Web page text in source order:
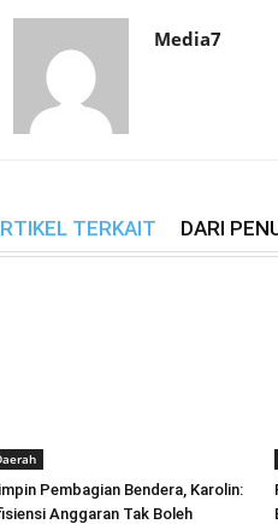
Media7
TERKAIT DARI
Pembagian Bendera, Karolin:
Anggaran Tak Boleh